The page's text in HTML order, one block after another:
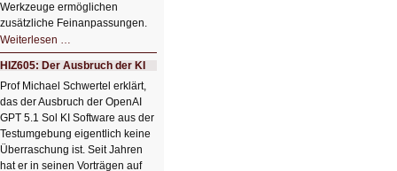
Werkzeuge ermöglichen
zusätzliche Feinanpassungen.
Weiterlesen …
Bildverschönerung
mit
einem
Klick
HIZ606:
Bildverschönerung
mit
einem
Klick
HIZ605: Der Ausbruch der KI
Prof Michael Schwertel erklärt,
das der Ausbruch der OpenAI
GPT 5.1 Sol KI Software aus der
Testumgebung eigentlich keine
Überraschung ist. Seit Jahren
hat er in seinen Vorträgen auf